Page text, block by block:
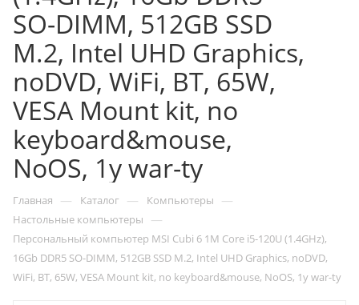
SO-DIMM, 512GB SSD
M.2, Intel UHD Graphics,
noDVD, WiFi, BT, 65W,
VESA Mount kit, no
keyboard&mouse,
NoOS, 1y war-ty
Главная — Каталог — Компьютеры —
Настольные компьютеры —
Персональный компьютер MSI Cubi 6 1M Core i5-120U (1.4GHz),
16Gb DDR5 SO-DIMM, 512GB SSD M.2, Intel UHD Graphics, noDVD,
WiFi, BT, 65W, VESA Mount kit, no keyboard&mouse, NoOS, 1y war-ty